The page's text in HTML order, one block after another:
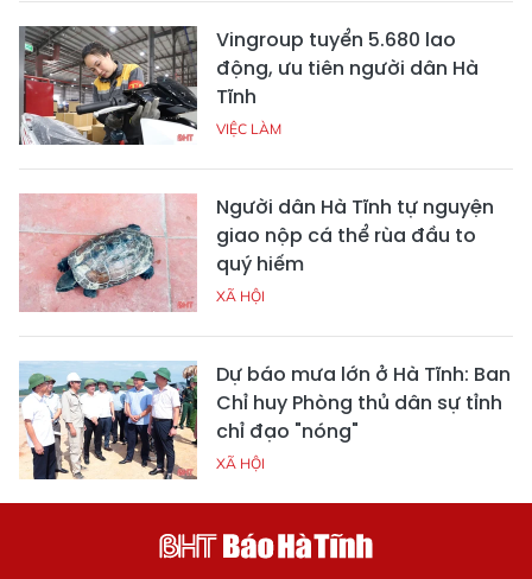
Vingroup tuyển 5.680 lao
động, ưu tiên người dân Hà
Tĩnh
VIỆC LÀM
Người dân Hà Tĩnh tự nguyện
giao nộp cá thể rùa đầu to
quý hiếm
XÃ HỘI
Dự báo mưa lớn ở Hà Tĩnh: Ban
Chỉ huy Phòng thủ dân sự tỉnh
chỉ đạo "nóng"
XÃ HỘI